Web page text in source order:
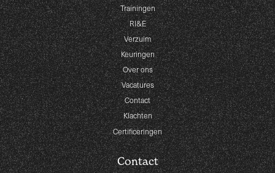
Trainingen
RI&E
Verzuim
Keuringen
Over ons
Vacatures
Contact
Klachten
Certificeringen
Contact